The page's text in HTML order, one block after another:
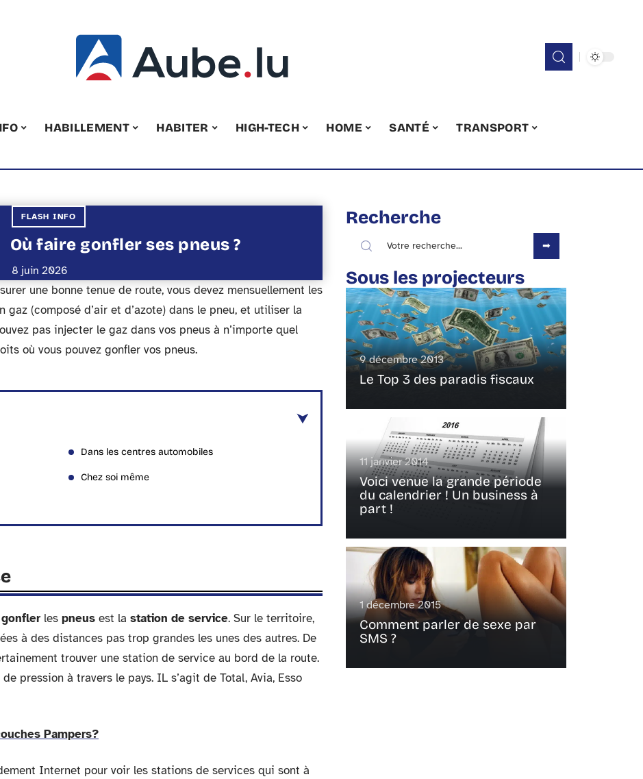
HABILLEMENT HABITER HIGH-TECH HOME SANTÉ
TRANSPORT
FLASH INFO
Où faire gonfler ses pneus ?
8 juin 2026
une bonne tenue de route, vous devez mensuellement les
(composé d’air et d’azote) dans le pneu, et utiliser la
pas injecter le gaz dans vos pneus à n’importe quel
où vous pouvez gonfler vos pneus.
Dans les centres automobiles
Chez soi même
gonfler les pneus est la station de service. Sur le territoire,
à des distances pas trop grandes les unes des autres. De
trouver une station de service au bord de la route.
pression à travers le pays. IL s’agit de Total, Avia, Esso
Pampers?
Internet pour voir les stations de services qui sont à
Recherche
Sous les projecteurs
9 décembre 2013
Le Top 3 des paradis fiscaux
11 janvier 2014
Voici venue la grande période
du calendrier ! Un business à
part !
1 décembre 2015
Comment parler de sexe par
SMS ?